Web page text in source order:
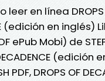
leer en línea DROPS
(edición en inglés)
ePub Mobi) de
(edición
PDF, DROPS OF